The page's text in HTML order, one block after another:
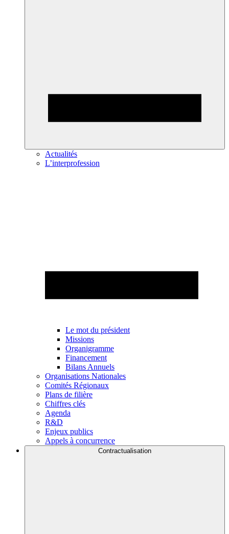
Actualités
L’interprofession
Le mot du président
Missions
Organigramme
Financement
Bilans Annuels
Organisations Nationales
Comités Régionaux
Plans de filière
Chiffres clés
Agenda
R&D
Enjeux publics
Appels à concurrence
Contractualisation